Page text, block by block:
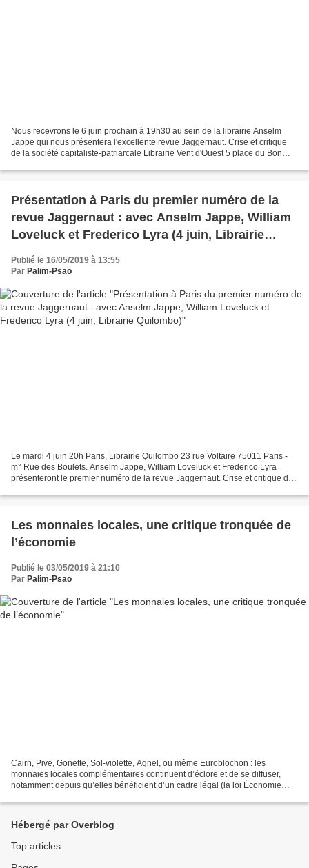
Nous recevrons le 6 juin prochain à 19h30 au sein de la librairie Anselm
Jappe qui nous présentera l'excellente revue Jaggernaut. Crise et critique
de la société capitaliste-patriarcale Librairie Vent d'Ouest 5 place du Bon
Présentation à Paris du premier numéro de la
revue Jaggernaut : avec Anselm Jappe, William
Loveluck et Frederico Lyra (4 juin, Librairie
Quilombo)
Publié le 16/05/2019 à 13:55
Par Palim-Psao
Le mardi 4 juin 20h Paris, Librairie Quilombo 23 rue Voltaire 75011 Paris -
m° Rue des Boulets. Anselm Jappe, William Loveluck et Frederico Lyra
présenteront le premier numéro de la revue Jaggernaut. Crise et critique de
Les monnaies locales, une critique tronquée de
l’économie
Publié le 03/05/2019 à 21:10
Par Palim-Psao
Cairn, Pive, Gonette, Sol-violette, Agnel, ou même Euroblochon : les
monnaies locales complémentaires continuent d’éclore et de se diffuser,
notamment depuis qu’elles bénéficient d’un cadre légal (la loi Économie
Hébergé par Overblog
Top articles